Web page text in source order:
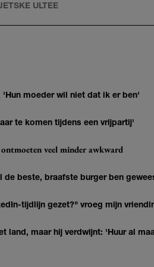
ULTEE
moeder wil niet dat ik er ben'
te komen tijdens een vrijpartij'
veel minder awkward
de beste, braafste burger ben
tijdlijn gezet?" vroeg mijn
land, maar hij verdwijnt: 'Huur al